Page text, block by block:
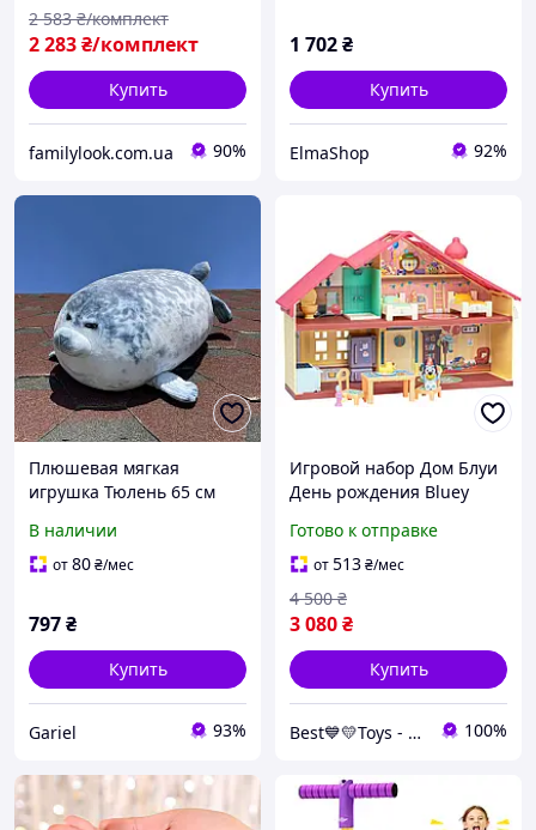
2 283₴/комплект
2 583 ₴/комплект
Купить
familylook.com.ua 90%
1 702₴
Купить
ElmaShop 92%
Плюшевая мягкая
игрушка Тюлень 65 см
детской комнаты,
подарок на день
В наличии
от80₴/мес
797₴
Купить
Gariel 93%
Игровой набор Дом Блуи
День рождения Bluey
Toys 17669 оригинал
Готово к отправке
от513₴/мес
3 080₴
4 500 ₴
Купить
Best💙💛Toys - интернет-магазин 100%